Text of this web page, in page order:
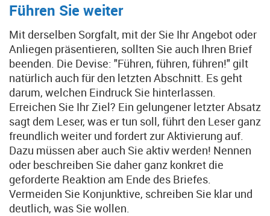
Führen Sie weiter
Mit derselben Sorgfalt, mit der Sie Ihr Angebot oder
Anliegen präsentieren, sollten Sie auch Ihren Brief
beenden. Die Devise: "Führen, führen, führen!" gilt
natürlich auch für den letzten Abschnitt. Es geht
darum, welchen Eindruck Sie hinterlassen.
Erreichen Sie Ihr Ziel? Ein gelungener letzter Absatz
sagt dem Leser, was er tun soll, führt den Leser ganz
freundlich weiter und fordert zur Aktivierung auf.
Dazu müssen aber auch Sie aktiv werden! Nennen
oder beschreiben Sie daher ganz konkret die
geforderte Reaktion am Ende des Briefes.
Vermeiden Sie Konjunktive, schreiben Sie klar und
deutlich, was Sie wollen.